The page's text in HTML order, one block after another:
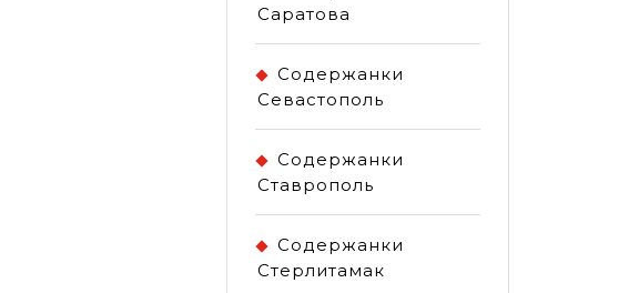
Саратова
Содержанки
Севастополь
Содержанки
Ставрополь
Содержанки
Стерлитамак